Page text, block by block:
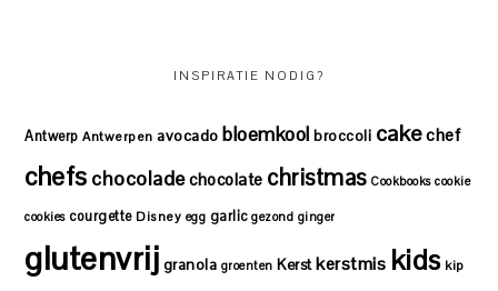
INSPIRATIE NODIG?
Antwerp Antwerpen avocado bloemkool broccoli cakechef
chefs chocoladechocolate christmas Cookbooks cookie
cookies courgette Disney egg garlic gezond ginger
glutenvrij granola groenten Kerst kerstmis kids kip